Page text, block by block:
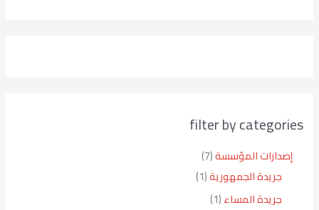
filter by categories
إصدارات المؤسسة 7
جريدة الجمهورية 1
جريدة المساء 1